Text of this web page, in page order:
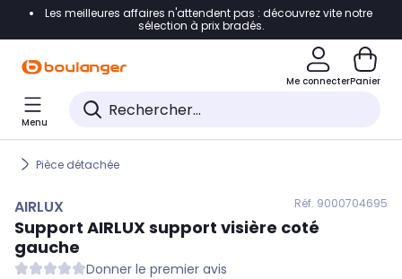
Accéder directement à la navigation
Accéder directement au pied de page
Accéder directement au chatbot
Les meilleures affaires n'attendent pas : découvrez vite notre
sélection à prix bradés.
Me connecterPanier
Menu
Pièce détachée
AIRLUX Réf. 9000704695
Support AIRLUXsupport visière coté
gauche
Donner le premier avis